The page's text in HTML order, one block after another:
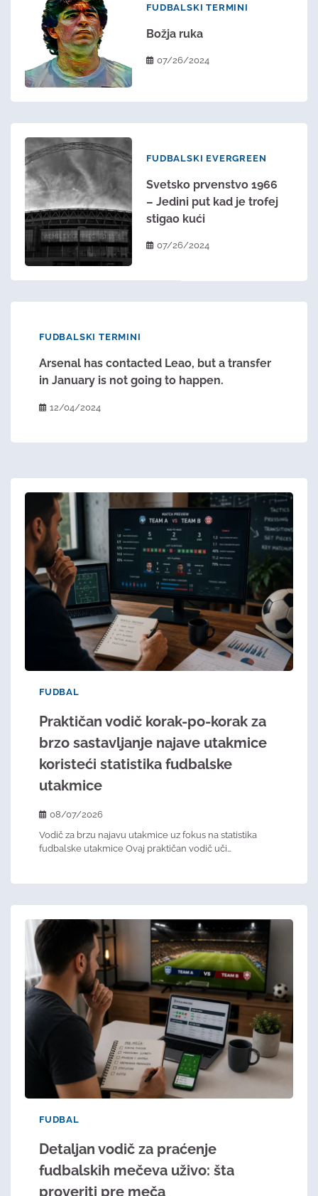
FUDBALSKI TERMINI
Božja ruka
07/26/2024
FUDBALSKI EVERGREEN
Svetsko prvenstvo 1966
– Jedini put kad je trofej
stigao kući
07/26/2024
FUDBALSKI TERMINI
Arsenal has contacted Leao, but a transfer
in January is not going to happen.
12/04/2024
FUDBAL
Praktičan vodič korak-po-korak za
brzo sastavljanje najave utakmice
koristeći statistika fudbalske
utakmice
08/07/2026
Vodič za brzu najavu utakmice uz fokus na statistika
fudbalske utakmice Ovaj praktičan vodič uči…
FUDBAL
Detaljan vodič za praćenje
fudbalskih mečeva uživo: šta
proveriti pre meča